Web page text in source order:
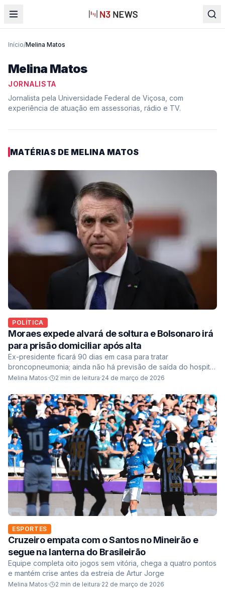
Início/Melina Matos
Melina Matos
JORNALISTA
Jornalista pela Universidade Federal de Viçosa, com
experiência de atuação em assessorias, rádio e TV.
MATÉRIAS DE MELINA MATOS
POLÍTICA
Moraes expede alvará de soltura e Bolsonaro irá
para prisão domiciliar após alta
Ex-presidente ficará 90 dias em casa para tratar
broncopneumonia; ainda não há previsão de saída do hospital
e medidas como tornozeleira e restrições de...
Melina Matos· 2 min de leitura·24 de março de 2026
ESPORTES
Cruzeiro empata com o Santos no Mineirão e
segue na lanterna do Brasileirão
Equipe completa oito jogos sem vitória, chega a quatro pontos
e mantém crise antes da estreia de Artur Jorge
Melina Matos· 2 min de leitura·22 de março de 2026